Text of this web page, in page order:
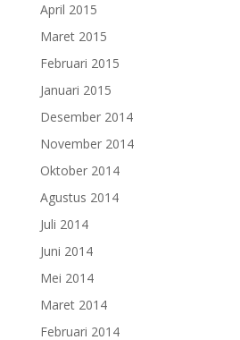
April 2015
Maret 2015
Februari 2015
Januari 2015
Desember 2014
November 2014
Oktober 2014
Agustus 2014
Juli 2014
Juni 2014
Mei 2014
Maret 2014
Februari 2014